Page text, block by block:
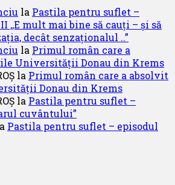
la Pastila pentru suflet –
,,E mult mai bine să cauți – și să
decât senzaționalul ..”
la Primul român care a
Universității Donau din Krems
la Primul român care a absolvit
Donau din Krems
la Pastila pentru suflet –
cuvântului”
Pastila pentru suflet – episodul